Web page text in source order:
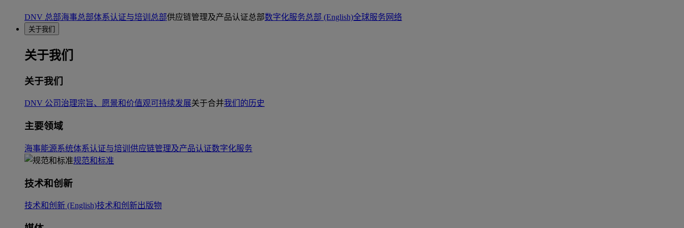
DNV 总部海事总部体系认证与培训总部供应链管理及产品认证总部数字化服务总部 (English)全球服务网络
关于我们
关于我们
关于我们
DNV 公司治理宗旨、愿景和价值观可持续发展关于合并我们的历史
主要领域
海事能源系统体系认证与培训 供应链管理及产品认证数字化服务
规范和标准
技术和创新
技术和创新 (English)技术和创新出版物